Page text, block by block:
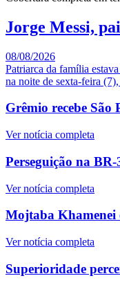
Jorge Messi,
08/08/2026
Patriarca da família
na noite de sexta-feira
Grêmio recebe São
Ver notícia completa
Perseguição na
Ver notícia completa
Mojtaba Khamenei
Ver notícia completa
Superioridade